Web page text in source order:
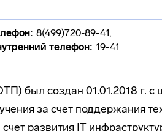
8(499)720-89-41,
телефон: 19-41
был создан 01.01.2018 г.
за счет поддержания
развития IT